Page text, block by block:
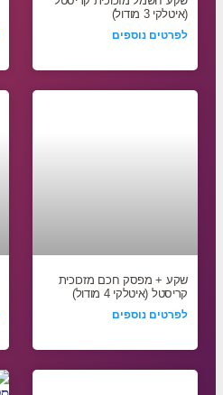
(איטלקי 3 מודול)
לפרטים נוספים
שקע + מפסק חכם מזכוכית
קריסטל (איטלקי 4 מודול)
לפרטים נוספים